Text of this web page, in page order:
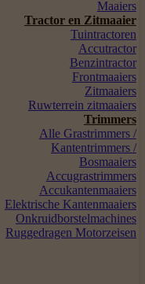
Maaiers
Tractor en Zitmaaier
Tuintractoren
Accutractor
Benzintractor
Frontmaaiers
Zitmaaiers
Ruwterrein zitmaaiers
Trimmers
Alle Grastrimmers /
Kantentrimmers /
Bosmaaiers
Accugrastrimmers
Accukantenmaaiers
Elektrische Kantenmaaiers
Onkruidborstelmachines
Ruggedragen Motorzeisen